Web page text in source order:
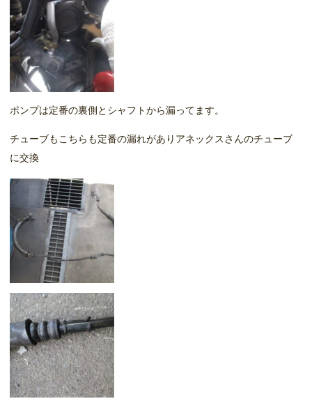
ポンプは定番の裏側とシャフトから漏ってます。
チューブもこちらも定番の漏れがありアネックスさんのチューブ
に交換